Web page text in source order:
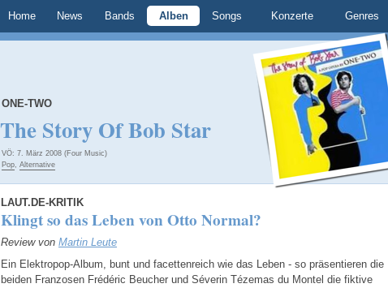
Home News Bands Alben Songs Konzerte Genres
ONE-TWO
The Story Of Bob Star
VÖ: 7. März 2008 (Four Music)
Pop, Alternative
LAUT.DE-KRITIK
Klingt so das Leben von Otto Normal?
Review von Martin Leute
Ein Elektropop-Album, bunt und facettenreich wie das Leben - so präsentieren die
beiden Franzosen Frédéric Beucher und Séverin Tézemas du Montel die fiktive